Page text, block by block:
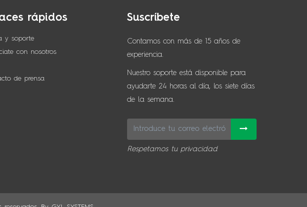
rápidos
y soporte
con nosotros
de prensa
Suscríbete
Contamos con más de 15 años de
experiencia.
Nuestro soporte está disponible para
ayudarte 24 horas al día, los siete días
de la semana.
Respetamos tu privacidad